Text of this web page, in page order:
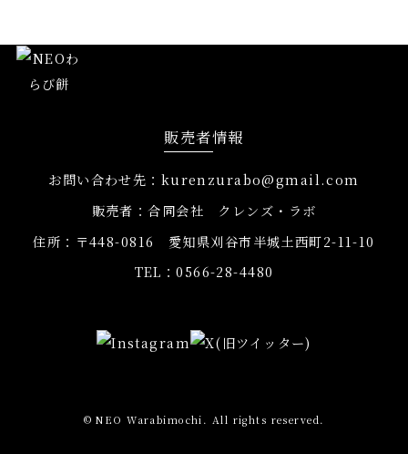
販売者情報
お問い合わせ先：kurenzurabo@gmail.com
販売者：合同会社 クレンズ・ラボ
住所：〒448-0816 愛知県刈谷市半城土西町2-11-10
TEL：0566-28-4480
© NEO Warabimochi. All rights reserved.